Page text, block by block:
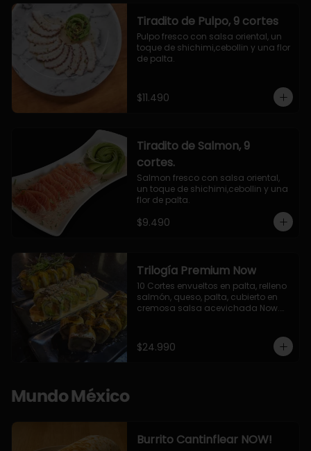
Tiradito de Pulpo, 9 cortes
Pulpo fresco con salsa oriental, un
toque de shichimi,cebollin y una flor
de palta.
$11.490
Tiradito de Salmon, 9
cortes.
Salmon fresco con salsa oriental,
un toque de shichimi,cebollin y una
flor de palta.
$9.490
Trilogía Premium Now
10 Cortes envueltos en palta, relleno
salmón, queso, palta, cubierto en
cremosa salsa acevichada Now.
palta, cubierto con topping de
chimichurri de la casa flambeado.
$24.990
Mundo México
Burrito Cantinflear NOW!